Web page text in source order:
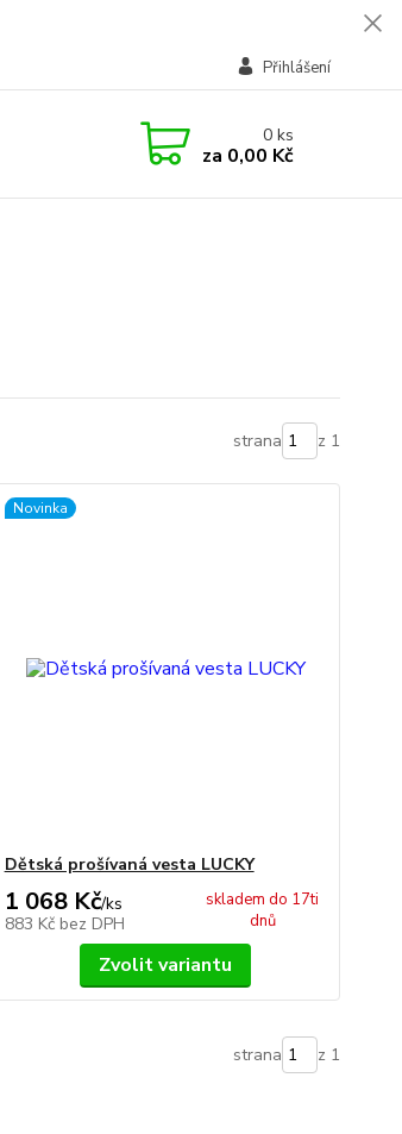
Přihlášení
0ks
za 0,00 Kč
strana z 1
Novinka
Dětská prošívaná vesta LUCKY
1 068 Kč/ks
883 Kč bez DPH
skladem do 17ti
dnů
Zvolit variantu
strana z 1